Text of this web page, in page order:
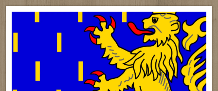
FRANCHE-COMTÉ